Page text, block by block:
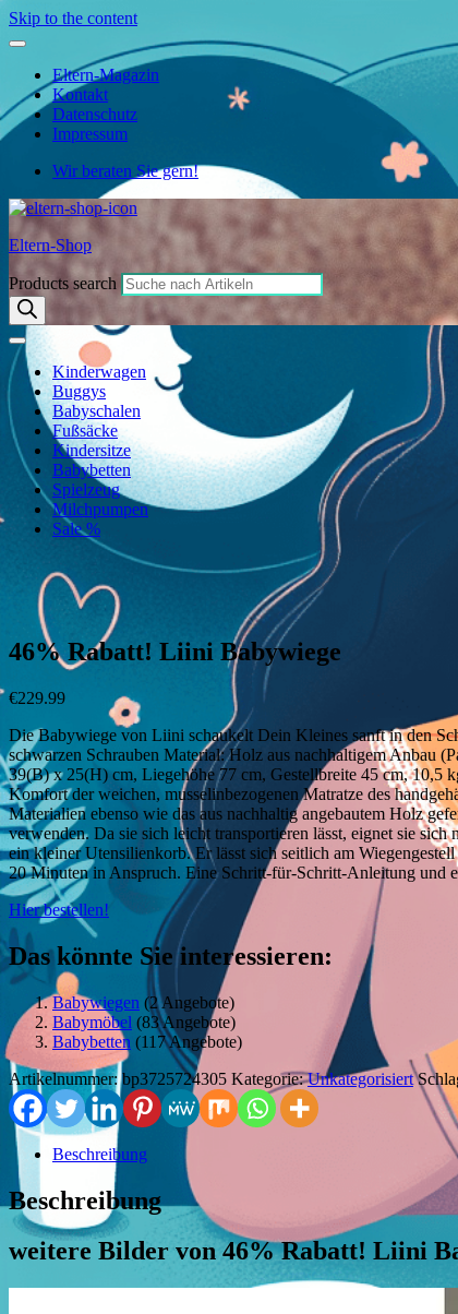
Skip to the content
Eltern-Magazin
Kontakt
Datenschutz
Impressum
Wir beraten Sie gern!
Eltern-Shop
Products search
Kinderwagen
Buggys
Babyschalen
Fußsäcke
Kindersitze
Babybetten
Spielzeug
Milchpumpen
Sale %
zur Wunschliste hinzufügen
zur Wunschliste hinzufügen
46% Rabatt! Liini Babywiege
€229.99
Die Babywiege von Liini schaukelt Dein Kleines sanft in den
schwarzen Schrauben Material: Holz aus nachhaltigem Anbau
39(B) x 25(H) cm, Liegehöhe 77 cm, Gestellbreite 45 cm, 10,5
Komfort der weichen, musselinbezogenen Matratze des
Materialien ebenso wie das aus nachhaltig angebautem Holz
verwenden. Da sie sich leicht transportieren lässt, eignet sie
ein kleiner Utensilienkorb. Er lässt sich seitlich am
20 Minuten in Anspruch. Eine Schritt-für-Schritt-Anleitung und
Hier bestellen!
Das könnte Sie interessieren:
Babywiegen (2 Angebote)
Babymöbel (83 Angebote)
Babybetten (117 Angebote)
Artikelnummer:bp3725724305 Kategorie:Unkategorisiert
Beschreibung
Beschreibung
weitere Bilder von 46% Rabatt! Liini